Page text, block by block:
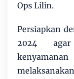
Ops Lilin.
Persiapkan
2024 agar